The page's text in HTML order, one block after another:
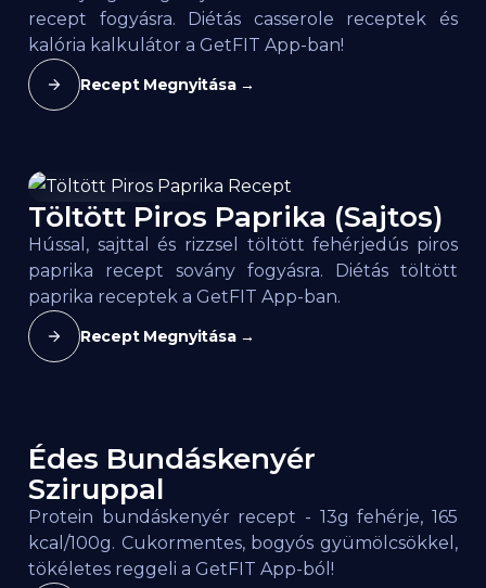
recept fogyásra. Diétás casserole receptek és
kalória kalkulátor a GetFIT App-ban!
Recept Megnyitása →
142 kcal / 100g
Töltött Piros Paprika (Sajtos)
Hússal, sajttal és rizzsel töltött fehérjedús piros
paprika recept sovány fogyásra. Diétás töltött
paprika receptek a GetFIT App-ban.
Recept Megnyitása →
165 kcal / 100g
Édes Bundáskenyér
Sziruppal
Protein bundáskenyér recept - 13g fehérje, 165
kcal/100g. Cukormentes, bogyós gyümölcsökkel,
tökéletes reggeli a GetFIT App-ból!